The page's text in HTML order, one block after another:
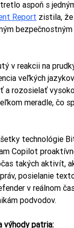
aspoň s
Report zistila,
v reakcii na
veľkých
a rozosielať
meradle, čo
technológie
Copilot
takých aktivít,
posielanie
v reálnom
podvodov.
výhody patria: